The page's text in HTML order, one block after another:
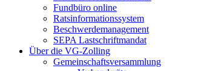
Fundbüro online
Ratsinformationssystem
Beschwerdemanagement
SEPA Lastschriftmandat
Über die VG-Zolling
Gemeinschaftsversammlung